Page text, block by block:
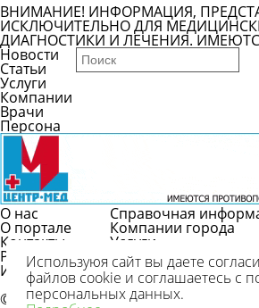
ВНИМАНИЕ! ИНФОРМАЦИЯ,
ИСКЛЮЧИТЕЛЬНО ДЛЯ
ДИАГНОСТИКИ И ЛЕЧЕНИЯ.
Новости
Статьи
Услуги
Компании
Врачи
Персона
О нас
О портале
Контакты
Реклама
Использование
Справочная
Компании города
Услуги
Врачи
Справочник
Вопрос/ответ
© 2009-2026 г.
Используюя сайт вы даете
файлов cookie и соглашаетесь с
персональных данных.